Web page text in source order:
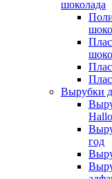
шоколада
Вырубки
год